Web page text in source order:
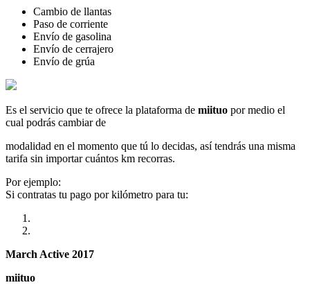
Cambio de llantas
Paso de corriente
Envío de gasolina
Envío de cerrajero
Envío de grúa
Es el servicio que te ofrece la plataforma de miituo por medio el
cual podrás cambiar de
modalidad en el momento que tú lo decidas, así tendrás una misma
tarifa sin importar cuántos km recorras.
Por ejemplo:
Si contratas tu pago por kilómetro para tu:
March Active 2017
miituo